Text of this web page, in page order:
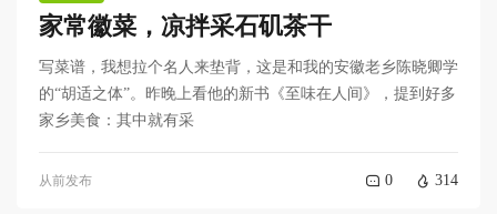
家常徽菜，凉拌采石矶茶干
写菜谱，我想拉个名人来垫背，这是和我的安徽老乡陈晓卿学
的“胡适之体”。昨晚上看他的新书《至味在人间》，提到好多
家乡美食：其中就有采
从前发布 0 314